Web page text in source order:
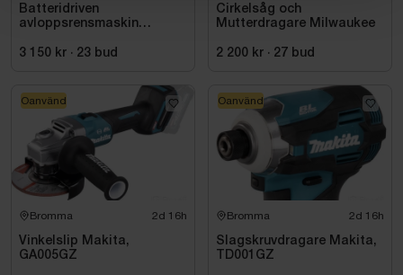
Batteridriven
avloppsrensmaskin
FSSM-121 | Oanvänd
3 150 kr · 23 bud
Cirkelsåg och
Mutterdragare Milwaukee
2 200 kr · 27 bud
Bromma 2d 16h
Vinkelslip Makita,
GA005GZ
Oanvänd
Bromma 2d 16h
Slagskruvdragare Makita,
TD001GZ
Oanvänd